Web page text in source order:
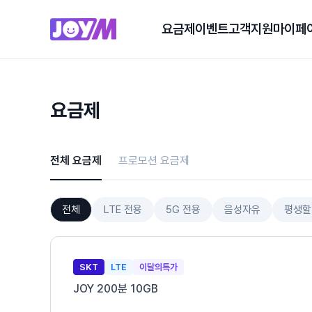
요금제 이벤트고객지원마이페
요금제
전체 요금제 프로모션 요금제
전체 LTE 전용 5G 전용 음성자유 평생
SKT LTE 이달의특가
JOY 200분 10GB